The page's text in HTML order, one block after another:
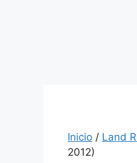
Inicio / Land
2012)